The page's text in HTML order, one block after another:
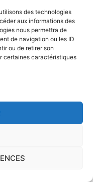
des technologies
aux informations des
nous permettra de
de navigation ou les ID
ou de retirer son
certaines caractéristiques
champignon
la vente d'un bien
du Finistère
particulièrement
lignivores
ou à Paris.
d'éventuelles
des bois secs,
direct entre le